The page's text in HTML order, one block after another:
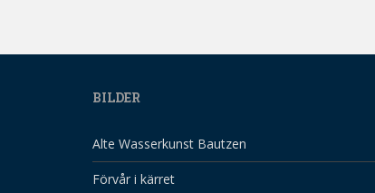
BILDER
Alte Wasserkunst Bautzen
Förvår i kärret